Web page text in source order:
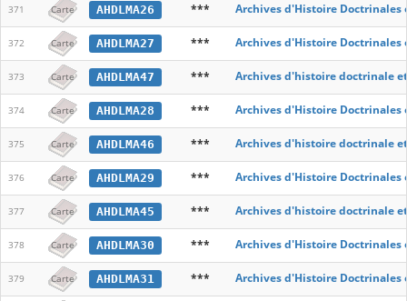
371 Carte AHDLMA26 *** Archives d'Histoire Doctrinales
372 Carte AHDLMA27 *** Archives d'Histoire Doctrinales
373 Carte AHDLMA47 *** Archives d'histoire doctrinale
374 Carte AHDLMA28 *** Archives d'Histoire Doctrinales
375 Carte AHDLMA46 *** Archives d'histoire doctrinale
376 Carte AHDLMA29 *** Archives d'Histoire Doctrinales
377 Carte AHDLMA45 *** Archives d'histoire doctrinale
378 Carte AHDLMA30 *** Archives d'Histoire Doctrinales
379 Carte AHDLMA31 *** Archives d'Histoire Doctrinales